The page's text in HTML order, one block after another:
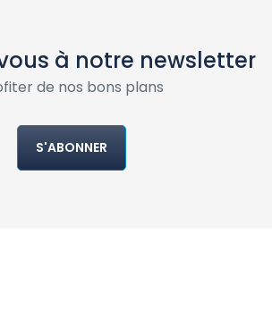
à notre newsletter
de nos bons plans
S'ABONNER